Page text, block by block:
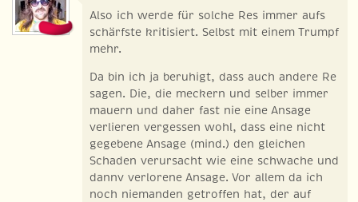
Also ich werde für solche Res immer aufs
schärfste kritisiert. Selbst mit einem Trumpf
mehr.
Da bin ich ja beruhigt, dass auch andere Re
sagen. Die, die meckern und selber immer
mauern und daher fast nie eine Ansage
verlieren vergessen wohl, dass eine nicht
gegebene Ansage (mind.) den gleichen
Schaden verursacht wie eine schwache und
dannv verlorene Ansage. Vor allem da ich
noch niemanden getroffen hat, der auf